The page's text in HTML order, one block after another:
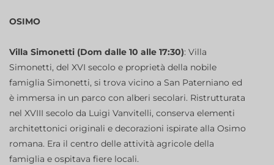
OSIMO
Villa Simonetti (Dom dalle 10 alle 17:30): Villa
Simonetti, del XVI secolo e proprietà della nobile
famiglia Simonetti, si trova vicino a San Paterniano ed
è immersa in un parco con alberi secolari. Ristrutturata
nel XVIII secolo da Luigi Vanvitelli, conserva elementi
architettonici originali e decorazioni ispirate alla Osimo
romana. Era il centro delle attività agricole della
famiglia e ospitava fiere locali.